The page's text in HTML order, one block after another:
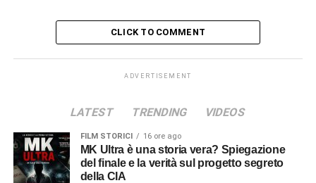
CLICK TO COMMENT
ADVERTISEMENT
LATEST TRENDING VIDEOS
FILM STORICI 16 ore ago
MK Ultra è una storia vera? Spiegazione
del finale e la verità sul progetto segreto
della CIA